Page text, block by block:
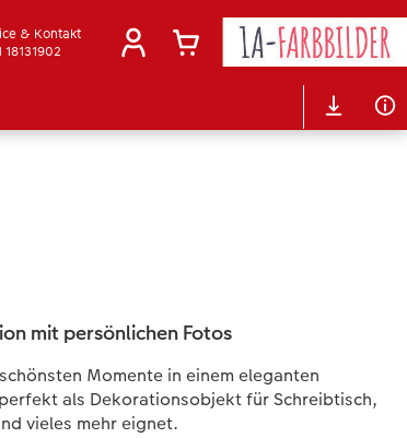
& Kontakt
18131902
mit persönlichen Fotos
Momente in einem eleganten
als Dekorationsobjekt für Schreibtisch,
vieles mehr eignet.